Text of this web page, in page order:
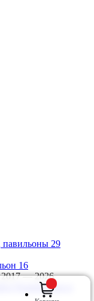
павильоны 29
16
2017 — 2026
Разработано в